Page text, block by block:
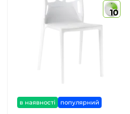
10
в наявності популярний